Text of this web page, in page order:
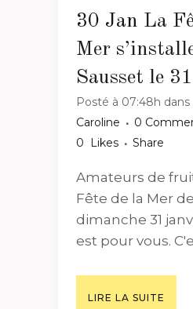
30 Jan La
Mer
Sausset le
Posté à 07:48h dans
Caroline
0
0
Likes Share
Amateurs de
Fête de la Mer
dimanche 31
est pour vous.
LIRE LA SUITE